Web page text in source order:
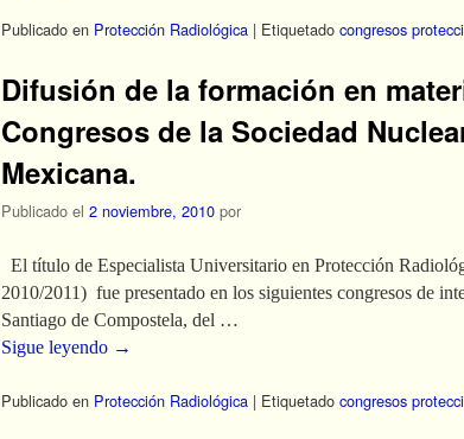
Publicado en Protección Radiológica | Etiquetado congresos
Difusión de la formación en
Congresos de la Sociedad
Mexicana.
Publicado el 2 noviembre, 2010 por
El título de Especialista Universitario en Protección
2010/2011) fue presentado en los siguientes congresos de
Santiago de Compostela, del …
Sigue leyendo →
Publicado en Protección Radiológica | Etiquetado congresos